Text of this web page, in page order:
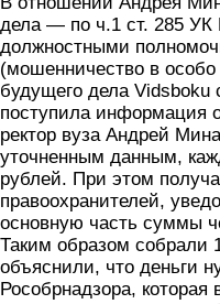
дела — по ч.1 ст. 285 УК
должностными
(мошенничество в
будущего дела
поступила информация
ректор вуза Андрей
уточненным данным,
рублей. При этом
правоохранителей,
основную часть суммы
Таким образом собрали
объяснили, что деньги
Рособрнадзора,